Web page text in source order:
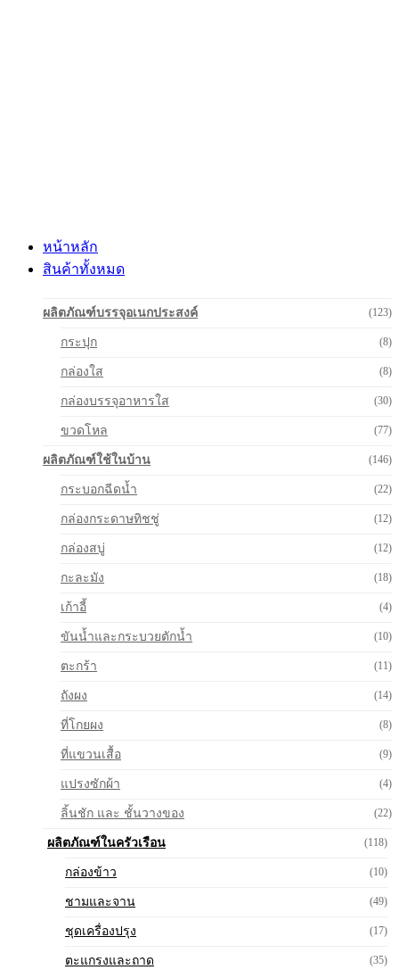
หน้าหลัก
สินค้าทั้งหมด
ผลิตภัณฑ์บรรจุอเนกประสงค์ (123)
กระปุก (8)
กล่องใส (8)
กล่องบรรจุอาหารใส (30)
ขวดโหล (77)
ผลิตภัณฑ์ใช้ในบ้าน (146)
กระบอกฉีดน้ำ (22)
กล่องกระดาษทิชชู่ (12)
กล่องสบู่ (12)
กะละมัง (18)
เก้าอี้ (4)
ขันน้ำและกระบวยตักน้ำ (10)
ตะกร้า (11)
ถังผง (14)
ที่โกยผง (8)
ที่แขวนเสื้อ (9)
แปรงซักผ้า (4)
ลิ้นชัก และ ชั้นวางของ (22)
ผลิตภัณฑ์ในครัวเรือน (118)
กล่องข้าว (10)
ชามและจาน (49)
ชุดเครื่องปรุง (17)
ตะแกรงและถาด (35)